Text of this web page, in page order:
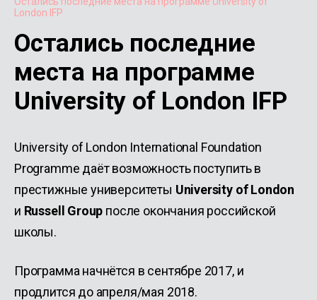
London IFP
Остались последние
места на программе
University of London IFP
University of London International Foundation
Programme даёт возможность поступить в
престижные университеты University ofLondon
и Russell Group после окончания российской
школы.
Программа начнётся в сентябре 2017, и
продлится до апреля/мая 2018.